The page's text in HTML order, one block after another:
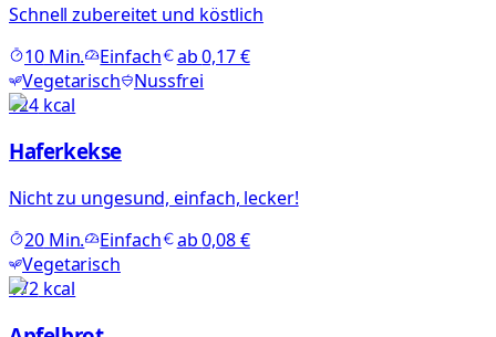
Schnell zubereitet und köstlich
10Min. Einfach ab0,17 €
Vegetarisch
Nussfrei
124kcal
Haferkekse
Nicht zu ungesund, einfach, lecker!
20Min. Einfach ab0,08 €
Vegetarisch
172kcal